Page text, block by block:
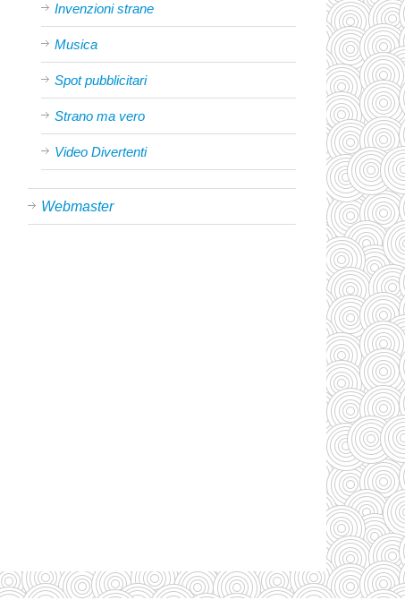
Invenzioni strane
Musica
Spot pubblicitari
Strano ma vero
Video Divertenti
Webmaster